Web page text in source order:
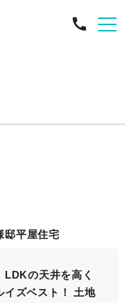
LDKの天井を高く
イズベスト！ 土地